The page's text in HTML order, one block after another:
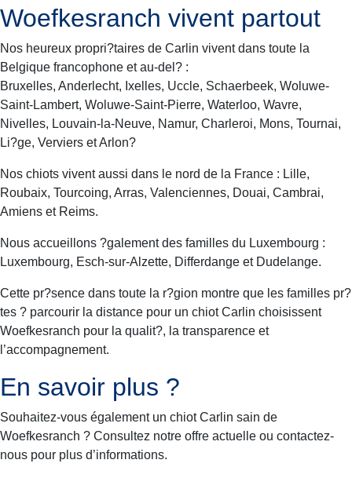
Woefkesranch vivent partout
Nos heureux propri?taires de Carlin vivent dans toute la
Belgique francophone et au-del? :
Bruxelles, Anderlecht, Ixelles, Uccle, Schaerbeek, Woluwe-
Saint-Lambert, Woluwe-Saint-Pierre, Waterloo, Wavre,
Nivelles, Louvain-la-Neuve, Namur, Charleroi, Mons, Tournai,
Li?ge, Verviers et Arlon?
Nos chiots vivent aussi dans le nord de la France : Lille,
Roubaix, Tourcoing, Arras, Valenciennes, Douai, Cambrai,
Amiens et Reims.
Nous accueillons ?galement des familles du Luxembourg :
Luxembourg, Esch-sur-Alzette, Differdange et Dudelange.
Cette pr?sence dans toute la r?gion montre que les familles pr?
tes ? parcourir la distance pour un chiot Carlin choisissent
Woefkesranch pour la qualit?, la transparence et
l’accompagnement.
En savoir plus ?
Souhaitez-vous également un chiot Carlin sain de
Woefkesranch ? Consultez notre offre actuelle ou contactez-
nous pour plus d’informations.